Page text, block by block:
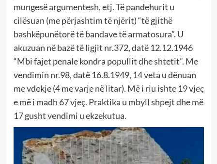
mungesë argumentesh, etj. Të pandehurit u
cilësuan (me përjashtim të njërit) “të gjithë
bashkëpunëtorë të bandave të armatosura”. U
akuzuan në bazë të ligjit nr.372, datë 12.12.1946
“Mbi fajet penale kondra popullit dhe shtetit”. Me
vendimin nr.98, datë 16.8.1949, 14 veta u dënuan
me vdekje (4 me varje në litar). Më i riu ishte 19 vjeç
e më i madh 67 vjeç. Praktika u mbyll shpejt dhe më
17 gusht vendimi u ekzekutua.